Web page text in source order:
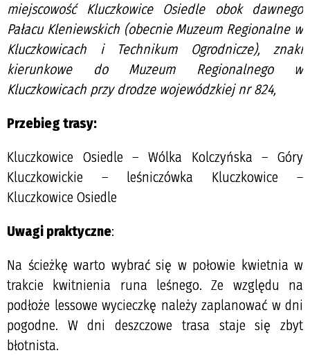
miejscowość Kluczkowice Osiedle obok dawnego
Pałacu Kleniewskich (obecnie Muzeum Regionalne w
Kluczkowicach i Technikum Ogrodnicze), znaki
kierunkowe do Muzeum Regionalnego w
Kluczkowicach przy drodze wojewódzkiej nr 824,
Przebieg trasy:
Kluczkowice Osiedle – Wólka Kolczyńska – Góry
Kluczkowickie – leśniczówka Kluczkowice –
Kluczkowice Osiedle
Uwagi praktyczne:
Na ścieżkę warto wybrać się w połowie kwietnia w
trakcie kwitnienia runa leśnego. Ze względu na
podłoże lessowe wycieczkę należy zaplanować w dni
pogodne. W dni deszczowe trasa staje się zbyt
błotnista.